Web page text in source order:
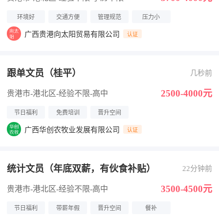
环境好 交通方便 管理规范 压力小
广西贵港向太阳贸易有限公司 认证
跟单文员（桂平） 几秒前
贵港市-港北区-经验不限-高中 2500-4000元
节日福利 免费培训 晋升空间
广西华创农牧业发展有限公司 认证
统计文员（年底双薪，有伙食补贴） 22分钟前
贵港市-港北区-经验不限-高中 3500-4500元
节日福利 带薪年假 晋升空间 餐补